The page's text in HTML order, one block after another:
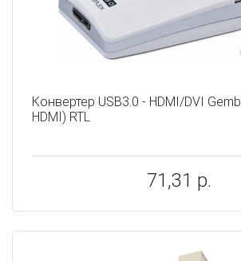
Конвертер USB3.0 - HDMI/DVI
HDMI) RTL
71,31 р.